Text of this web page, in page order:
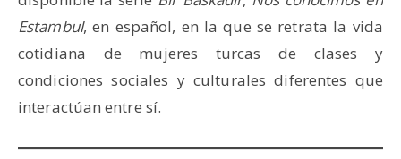
Estambul, en español, en la que se retrata la vida
cotidiana de mujeres turcas de clases y
condiciones sociales y culturales diferentes que
interactúan entre sí.